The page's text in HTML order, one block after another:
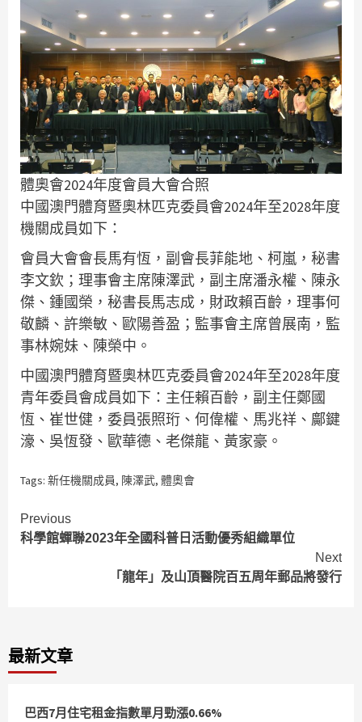
體奧會2024年度會員大會合照
中國澳門體育暨奧林匹克委員會2024年至2028年度
機關成員如下：
會員大會會長馬有恆，副會長菲能地、柯嵐，秘書
李文欽；理事會主席陳澤武，副主席潘永權、陳永
傑、鍾國榮，秘書長馬志成，財政賴百齡，理事何
敬麟、許樂敏、歐陽善盈；監事會主席曾展南，監
事林婉妹、陳榮中。
中國澳門體育暨奧林匹克委員會2024年至2028年度
青年委員會成員如下：主任賴百齡，副主任鄭國
恆、崔世健，委員張照珩、何偉權、馬兆祥、鄺鍵
濠、吳恆發、歐華德、老傑龍、黃家豪。
Tags: 新任機關成員, 陳澤武, 體奧會
Continue
Reading
Previous
科學館蟬聯2023年全國科普日活動優秀組織單位
Next
「龍年」及山頂醫院百五周年郵品將發行
最新文章
巴西7月住宅租金指數單月勁漲0.66%